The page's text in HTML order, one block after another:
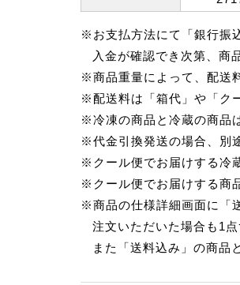
※お支払方法にて「銀行振
入金が確認でき次第、商
※商品重量によって、配送
※配送料は「箱代」や「ク
※冷凍の商品と冷蔵の商品
※代金引換発送の場合、別
※クール便でお届けする冷
※クール便でお届けする商
※商品の仕様詳細画面に「
注文いただいた場合も1
また「送料込み」の商品